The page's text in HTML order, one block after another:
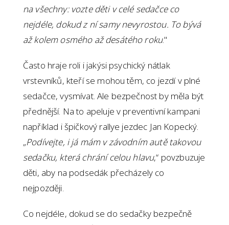
na všechny: vozte děti v celé sedačce co
nejdéle, dokud z ní samy nevyrostou. To bývá
až kolem osmého až desátého roku."
Často hraje roli i jakýsi psychický nátlak
vrstevníků, kteří se mohou těm, co jezdí v plné
sedačce, vysmívat. Ale bezpečnost by měla být
přednější. Na to apeluje v preventivní kampani
například i špičkový rallye jezdec Jan Kopecký.
„Podívejte, i já mám v závodním autě takovou
sedačku, která chrání celou hlavu,“ povzbuzuje
děti, aby na podsedák přecházely co
nejpozději.
Co nejdéle, dokud se do sedačky bezpečně